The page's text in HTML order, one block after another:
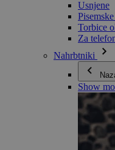
Usnjene
Torbice
Za
Nahrbtniki
Show